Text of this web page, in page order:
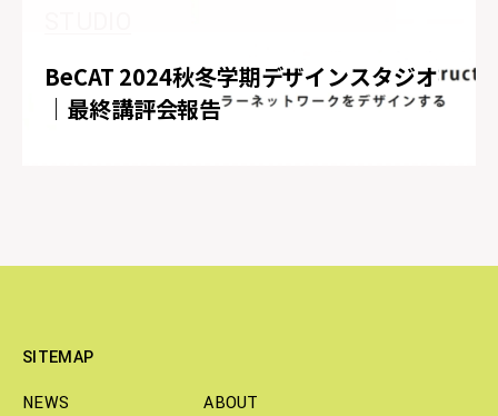
BeCAT 2024秋冬学期デザインスタジオ
｜最終講評会報告
SITEMAP
NEWS
ABOUT